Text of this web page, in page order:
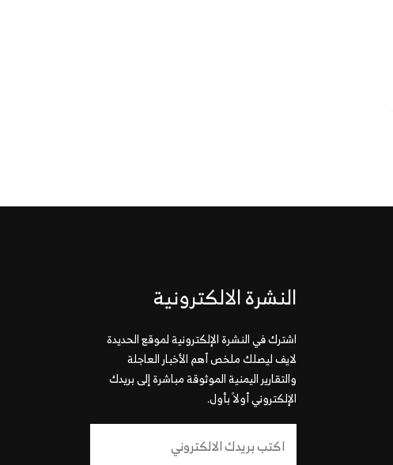
النشرة الالكترونية
اشترك في النشرة الإلكترونية لموقع الحديدة
لايف ليصلك ملخص أهم الأخبار العاجلة
والتقارير اليمنية الموثوقة مباشرة إلى بريدك
الإلكتروني أولاً بأول.